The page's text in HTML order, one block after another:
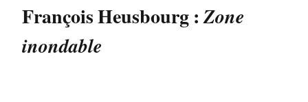
François Heusbourg :Zone
inondable